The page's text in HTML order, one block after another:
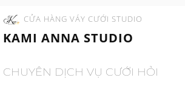
CỬA HÀNG VÁY CƯỚI STUDIO
KAMI ANNA STUDIO
CHUYÊN DỊCH VỤ CƯỚI HỎI